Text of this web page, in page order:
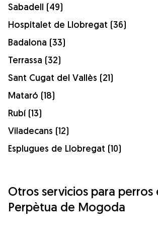
Sabadell (49)
Hospitalet de Llobregat (36)
Badalona (33)
Terrassa (32)
Sant Cugat del Vallès (21)
Mataró (18)
Rubí (13)
Viladecans (12)
Esplugues de Llobregat (10)
Otros servicios para perros
Perpètua de Mogoda